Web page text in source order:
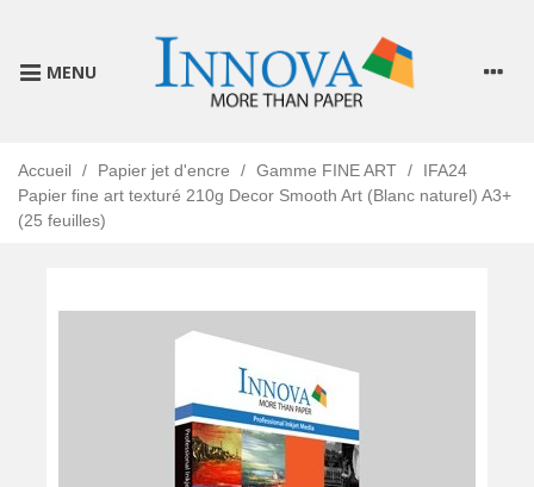
MENU
Accueil / Papier jet d'encre / Gamme FINE ART /
IFA24
Papier fine art texturé 210g Decor Smooth Art (Blanc naturel) A3+
(25 feuilles)